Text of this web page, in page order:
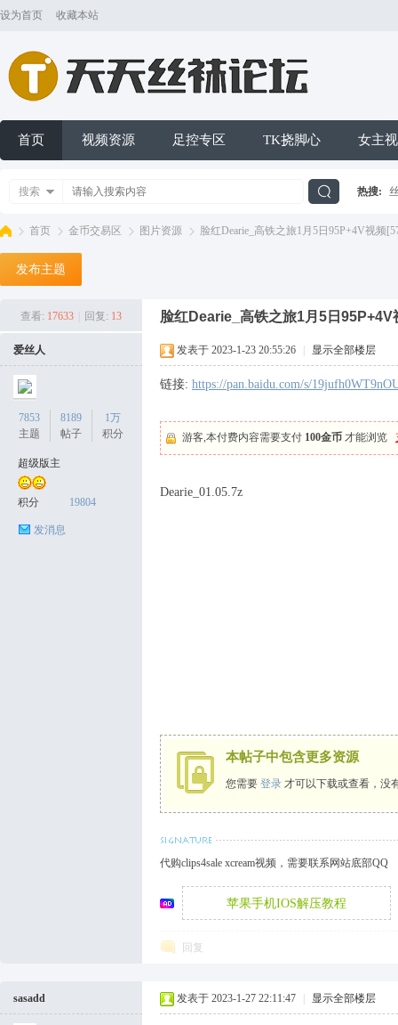
设为首页 收藏本站
首页 视频资源 足控专区 TK挠脚心 女主
搜索 热搜:
首页 金币交易区 图片资源 脸红Dearie_高铁之旅1月5日95P+4V视频
发布主题
查看: 17633 回复: 13 脸红Dearie_高铁之旅1月5日95P+4V
爱丝人
7853
主题
8189
帖子
1万
积分
超级版主
积分 19804
发消息
发表于 2023-1-23 20:55:26 显示全部楼层
链接: https://pan.baidu.com/s/
游客,本付费内容需要支付 100金币 才能浏览
Dearie_01.05.7z
本帖子中包含更多资源
您需要 登录 才可以下载或查看，没
代购clips4sale xcream视频，需要联系网站底部QQ
苹果手机IOS解压教程
回复
sasadd 发表于 2023-1-27 22:11:47 显示全部楼层